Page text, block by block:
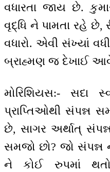
વધારતા જાય છે.
વૃદ્ધિ ને પામતા રહે
વધારો. એવી સંખ્યાં
બ્રાહ્મણ જ દેખાઈ
મોરિશિયસ:- સદા
પ્રાપ્તિઓથી સંપન્ન
છે, સાગર અર્થાત્
સમજો છો? જો સંપન્ન
ને કોઈ રુપમાં